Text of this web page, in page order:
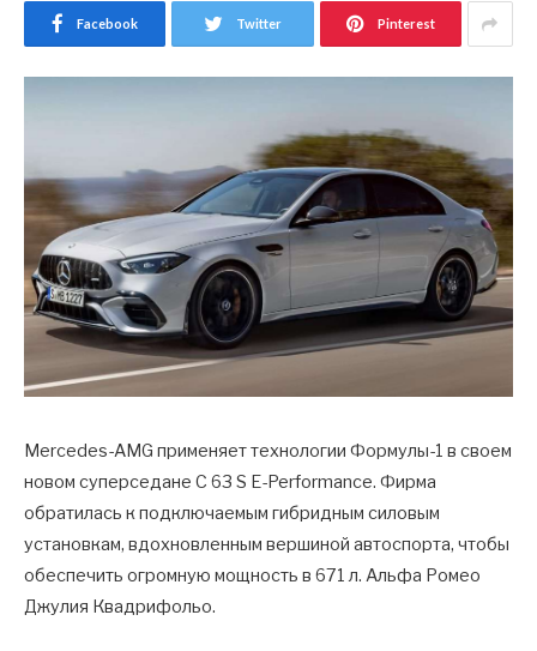
Facebook Twitter Pinterest
Mercedes-AMG применяет технологии Формулы-1 в своем
новом суперседане C 63 S E-Performance. Фирма
обратилась к подключаемым гибридным силовым
установкам, вдохновленным вершиной автоспорта, чтобы
обеспечить огромную мощность в 671 л. Альфа Ромео
Джулия Квадрифольо.